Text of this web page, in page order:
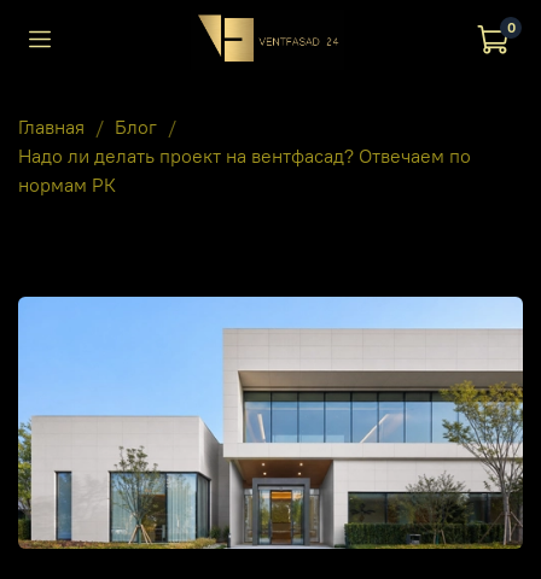
0
Главная
Блог
Надо ли делать проект на вентфасад? Отвечаем по
нормам РК